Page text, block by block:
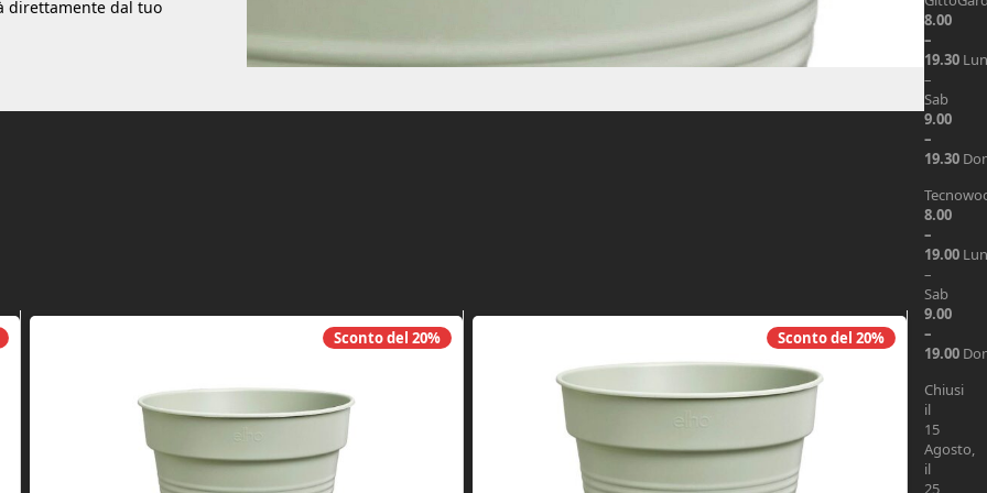
direttamente dal tuo
Sconto del20% Sconto del 20%
8.00
–
19.30 Lun
–
Sab
9.00
–
19.30
8.00
–
19.00 Lun
–
Sab
9.00
–
19.00
Chiusi
il
15
Agosto,
il
25